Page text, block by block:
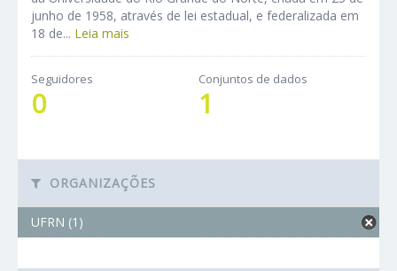
junho de 1958, através de lei estadual, e federalizada em
18 de... Leia mais
Seguidores
0
Conjuntos de dados
1
ORGANIZAÇÕES
UFRN (1)